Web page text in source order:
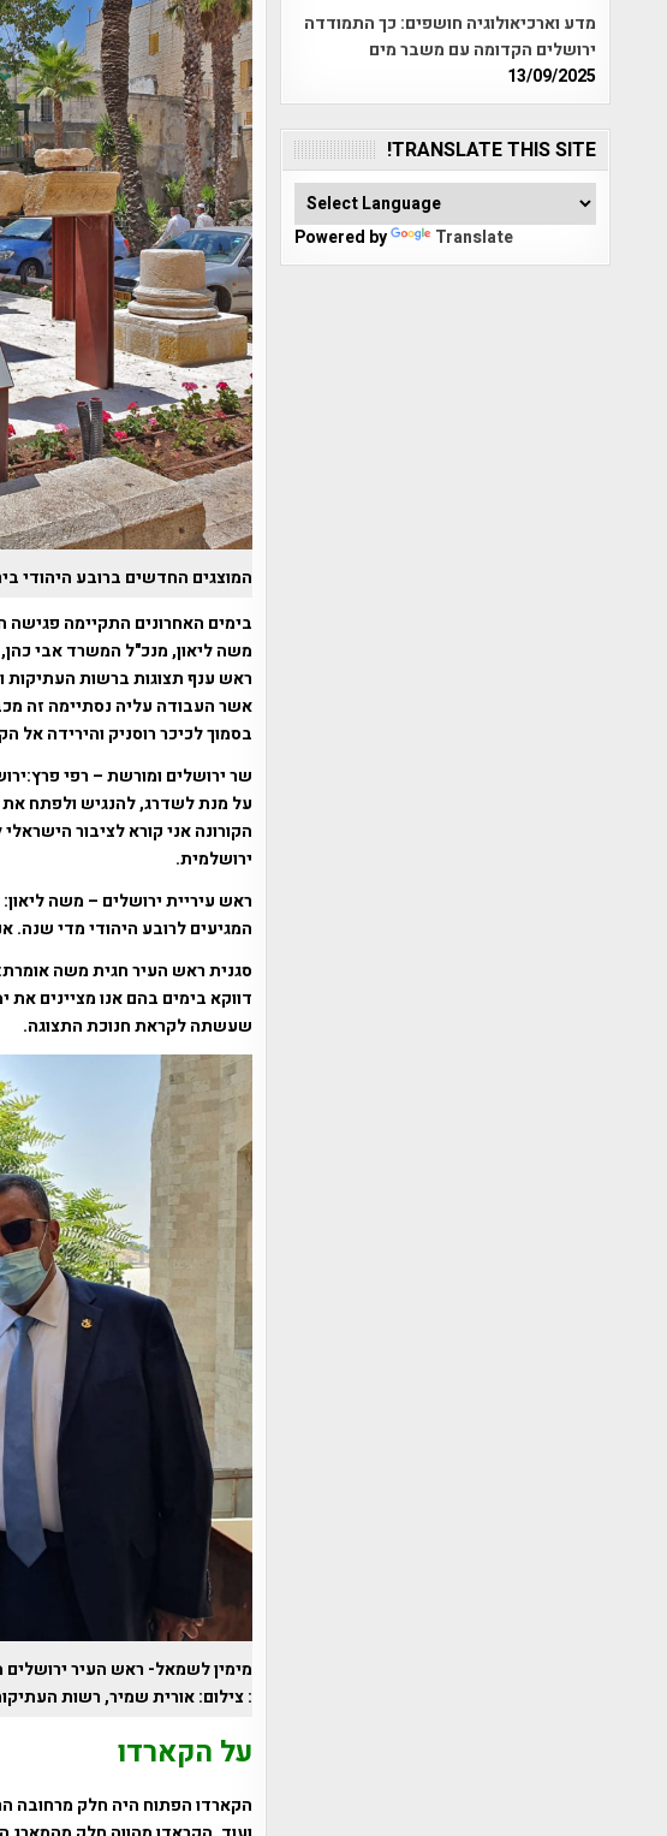
המוצגים החדשים ברובע היהודי
בימים האחרונים התקיימה פגישה
משה ליאון, מנכ"ל המשרד אבי
ראש ענף תצוגות ברשות העתיקות
אשר העבודה עליה נסתיימה זה
בסמוך לכיכר רוסניק והירידה אל
שר ירושלים ומורשת – רפי
על מנת לשדרג, להנגיש ולפתח
הקורונה אני קורא לציבור
ירושלמית.
ראש עיריית ירושלים – משה
המגיעים לרובע היהודי מדי שנה.
סגנית ראש העיר חגית משה
דווקא בימים בהם אנו מציינים את
שעשתה לקראת חנוכת התצוגה.
מימין לשמאל- ראש העיר
: צילום: אורית שמיר, רשות
על הקארדו
הקארדו הפתוח היה חלק מרחובה
מדע וארכיאולוגיה חושפים: כך התמודדה
ירושלים הקדומה עם משבר מים
13/09/2025
TRANSLATE THIS SITE!
Powered by Translate